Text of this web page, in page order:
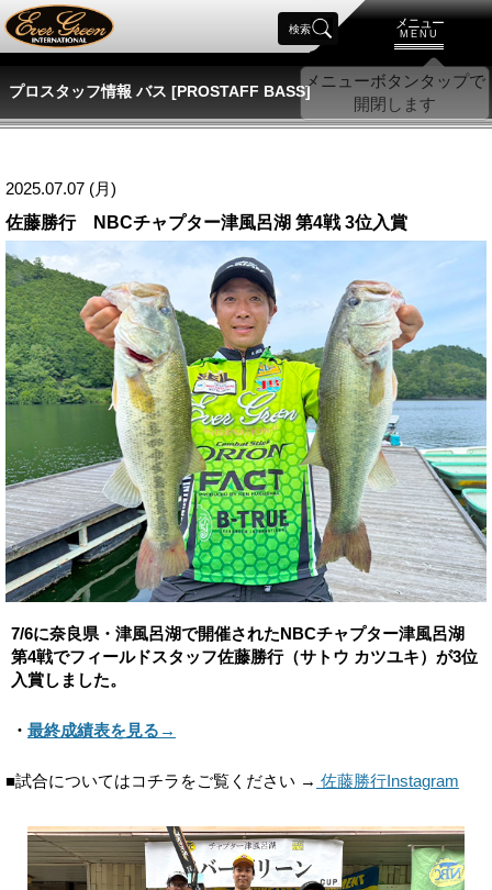
メニュー
MENU
検索
プロスタッフ情報 バス [PROSTAFF BASS]
2025.07.07 (月)
佐藤勝行 NBCチャプター津風呂湖 第4戦 3位入賞
7/6に奈良県・津風呂湖で開催されたNBCチャプター津風呂湖
第4戦でフィールドスタッフ佐藤勝行（サトウ カツユキ）が3位
入賞しました。
・ 最終成績表を見る→
■試合についてはコチラをご覧ください → 佐藤勝行Instagram